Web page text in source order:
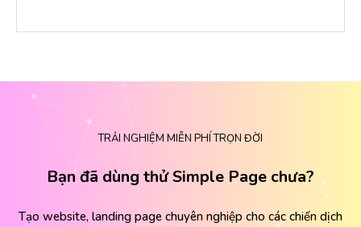
TRẢI NGHIỆM MIỄN PHÍ TRỌN ĐỜI
Bạn đã dùng thử Simple Page chưa?
Tạo website, landing page chuyên nghiệp cho các chiến dịch